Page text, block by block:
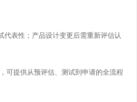
表性；产品设计变更后需重新评估认
可提供从预评估、测试到申请的全流程